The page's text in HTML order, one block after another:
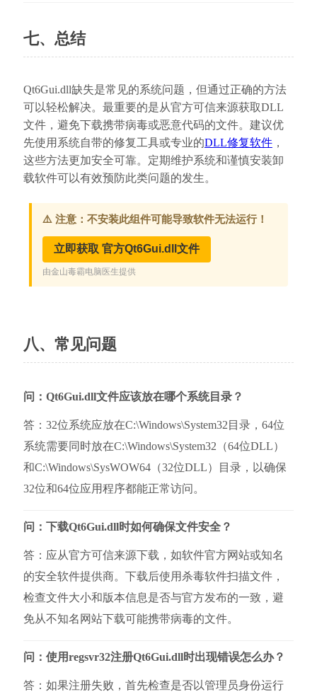
七、总结
Qt6Gui.dll缺失是常见的系统问题，但通过正确的方法
可以轻松解决。最重要的是从官方可信来源获取DLL
文件，避免下载携带病毒或恶意代码的文件。建议优
先使用系统自带的修复工具或专业的DLL修复软件，
这些方法更加安全可靠。定期维护系统和谨慎安装卸
载软件可以有效预防此类问题的发生。
八、常见问题
问：Qt6Gui.dll文件应该放在哪个系统目录？
答：32位系统应放在C:\Windows\System32目录，64位
系统需要同时放在C:\Windows\System32（64位DLL）
和C:\Windows\SysWOW64（32位DLL）目录，以确保
32位和64位应用程序都能正常访问。
问：下载Qt6Gui.dll时如何确保文件安全？
答：应从官方可信来源下载，如软件官方网站或知名
的安全软件提供商。下载后使用杀毒软件扫描文件，
检查文件大小和版本信息是否与官方发布的一致，避
免从不知名网站下载可能携带病毒的文件。
问：使用regsvr32注册Qt6Gui.dll时出现错误怎么办？
答：如果注册失败，首先检查是否以管理员身份运行